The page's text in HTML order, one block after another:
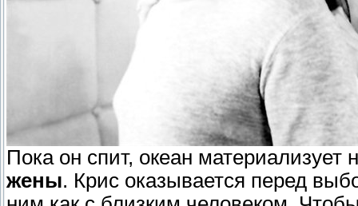
Пока он спит, океан материализует
жены. Крис оказывается перед